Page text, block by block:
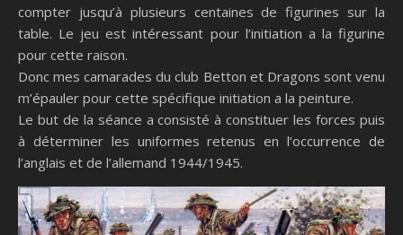
compter jusqu’à plusieurs centaines de figurines sur la
table. Le jeu est intéressant pour l’initiation a la figurine
pour cette raison.
Donc mes camarades du club Betton et Dragons sont venu
m’épauler pour cette spécifique initiation a la peinture.
Le but de la séance a consisté à constituer les forces puis
à déterminer les uniformes retenus en l’occurrence de
l’anglais et de l’allemand 1944/1945.